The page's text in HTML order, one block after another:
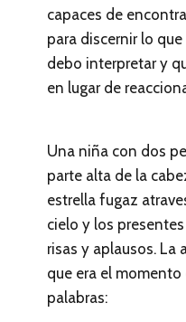
capaces de
para discernir lo
debo interpretar y
en lugar de
Una niña con dos
parte alta de la
estrella fugaz
cielo y los
risas y aplausos. La
que era el
palabras: